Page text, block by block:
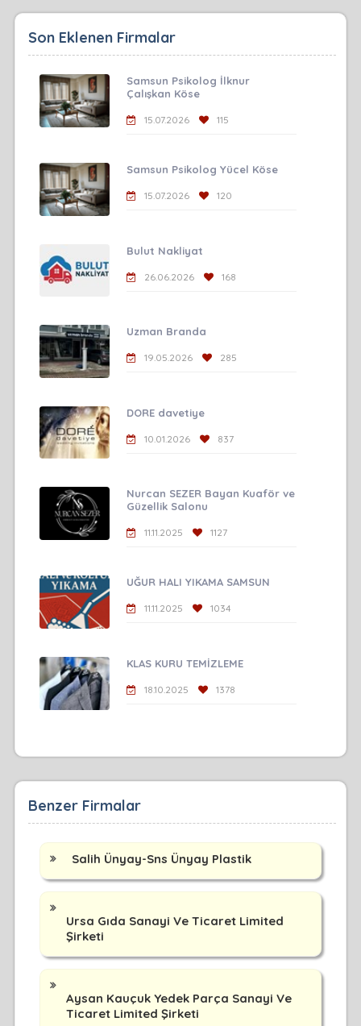
Son Eklenen Firmalar
Samsun Psikolog İlknur
Çalışkan Köse
15.07.2026 115
Samsun Psikolog Yücel Köse
15.07.2026 120
Bulut Nakliyat
26.06.2026 168
Uzman Branda
19.05.2026 285
DORE davetiye
10.01.2026 837
Nurcan SEZER Bayan Kuaför ve
Güzellik Salonu
11.11.2025 1127
UĞUR HALI YIKAMA SAMSUN
11.11.2025 1034
KLAS KURU TEMİZLEME
18.10.2025 1378
Benzer Firmalar
Salih Ünyay-Sns Ünyay Plastik
Ursa Gıda Sanayi Ve Ticaret Limited
Şirketi
Aysan Kauçuk Yedek Parça Sanayi Ve
Ticaret Limited Şirketi